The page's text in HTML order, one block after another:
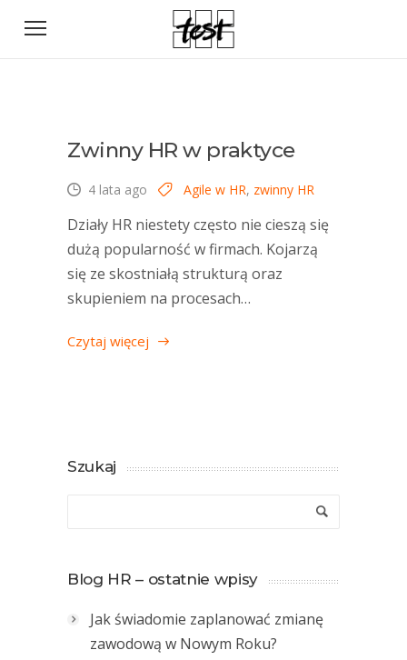
Zwinny HR w praktyce
4 lata ago Agile w HR, zwinny HR
Działy HR niestety często nie cieszą się
dużą popularność w firmach. Kojarzą
się ze skostniałą strukturą oraz
skupieniem na procesach…
Czytaj więcej
Szukaj
Blog HR – ostatnie wpisy
Jak świadomie zaplanować zmianę
zawodową w Nowym Roku?